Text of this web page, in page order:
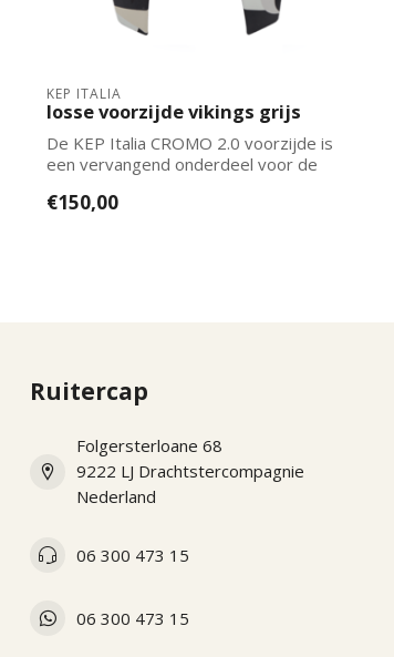
KEP ITALIA
losse voorzijde vikings grijs
De KEP Italia CROMO 2.0 voorzijde is
een vervangend onderdeel voor de
€150,00
Ruitercap
Folgersterloane 68
9222 LJ Drachtstercompagnie
Nederland
06 300 473 15
06 300 473 15